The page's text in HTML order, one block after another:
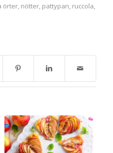
örter, nötter, pattypan, ruccola,